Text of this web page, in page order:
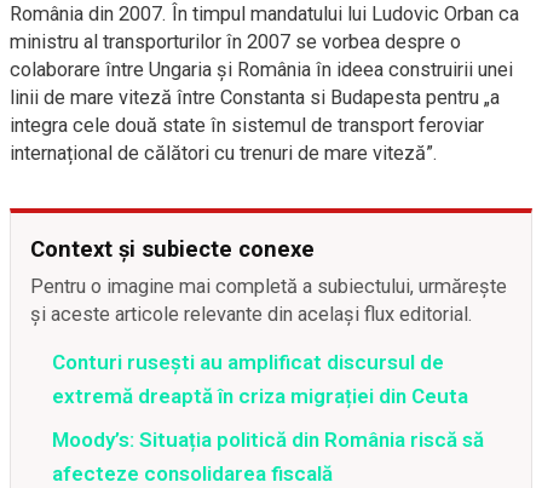
România din 2007. În timpul mandatului lui Ludovic Orban ca
ministru al transporturilor în 2007 se vorbea despre o
colaborare între Ungaria și România în ideea construirii unei
linii de mare viteză între Constanta si Budapesta pentru „a
integra cele două state în sistemul de transport feroviar
internațional de călători cu trenuri de mare viteză”.
Context și subiecte conexe
Pentru o imagine mai completă a subiectului, urmărește
și aceste articole relevante din același flux editorial.
Conturi rusești au amplificat discursul de
extremă dreaptă în criza migrației din Ceuta
Moody’s: Situația politică din România riscă să
afecteze consolidarea fiscală